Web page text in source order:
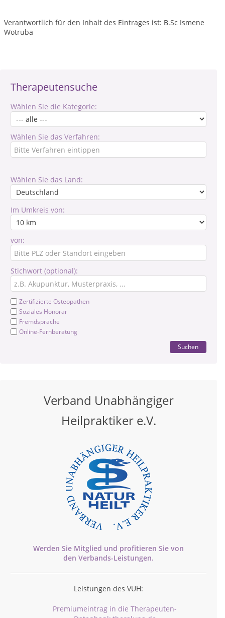
Therapeutensuche
Wählen Sie die Kategorie:
Wählen Sie das Verfahren:
Wählen Sie das Land:
Im Umkreis von:
von:
Stichwort (optional):
Zertifizierte Osteopathen
Soziales Honorar
Fremdsprache
Online-Fernberatung
Suchen
Verband Unabhängiger
Heilpraktiker e.V.
Werden Sie Mitglied und profitieren Sie von
den Verbands-Leistungen.
Leistungen des VUH:
Premiumeintrag in die Therapeuten-
Verantwortlich für den Inhalt des Eintrages ist: B.Sc Ismene
Wotruba